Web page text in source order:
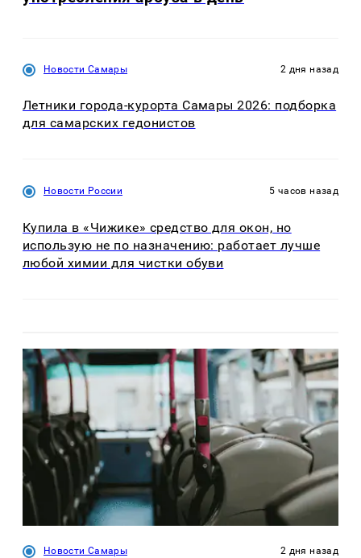
Новости Самары 2 дня назад
Летники города-курорта Самары 2026: подборка
для самарских гедонистов
Новости России 5 часов назад
Купила в «Чижике» средство для окон, но
использую не по назначению: работает лучше
любой химии для чистки обуви
Новости Самары 2 дня назад